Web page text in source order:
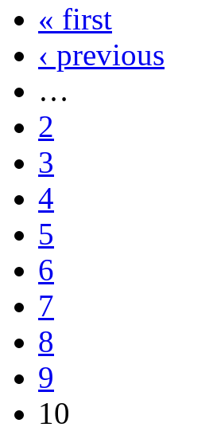
« first
‹ previous
…
2
3
4
5
6
7
8
9
10